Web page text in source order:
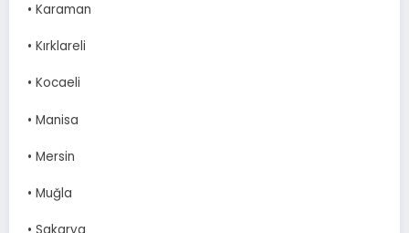
• Karaman
• Kırklareli
• Kocaeli
• Manisa
• Mersin
• Muğla